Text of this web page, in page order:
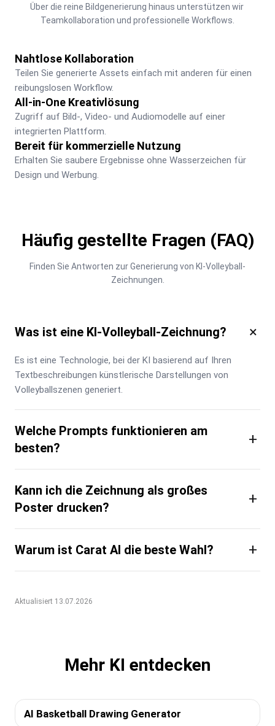
Über die reine Bildgenerierung hinaus unterstützen wir
Teamkollaboration und professionelle Workflows.
Nahtlose Kollaboration
Teilen Sie generierte Assets einfach mit anderen für einen
reibungslosen Workflow.
All-in-One Kreativlösung
Zugriff auf Bild-, Video- und Audiomodelle auf einer
integrierten Plattform.
Bereit für kommerzielle Nutzung
Erhalten Sie saubere Ergebnisse ohne Wasserzeichen für
Design und Werbung.
Häufig gestellte Fragen (FAQ)
Finden Sie Antworten zur Generierung von KI-Volleyball-
Zeichnungen.
Was ist eine KI-Volleyball-Zeichnung? ×
Es ist eine Technologie, bei der KI basierend auf Ihren
Textbeschreibungen künstlerische Darstellungen von
Volleyballszenen generiert.
Welche Prompts funktionieren am
besten?
+
Kann ich die Zeichnung als großes
Poster drucken?
+
Warum ist Carat AI die beste Wahl? +
Aktualisiert 13.07.2026
Mehr KI entdecken
AI Basketball Drawing Generator